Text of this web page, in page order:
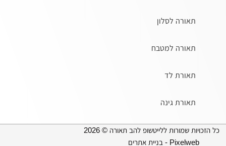
תאורה לסלון
תאורה למטבח
תאורת לד
תאורת גינה
כל הזכויות שמורות ללייטשופ להב תאורה © 2026
Pixelweb - בניית אתרים